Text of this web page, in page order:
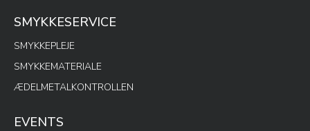
SMYKKESERVICE
SMYKKEPLEJE
SMYKKEMATERIALE
ÆDELMETALKONTROLLEN
EVENTS